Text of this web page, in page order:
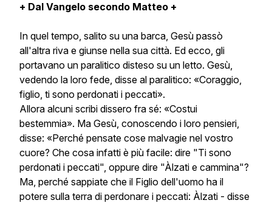
+ Dal Vangelo secondo Matteo +
In quel tempo, salito su una barca, Gesù passò
all'altra riva e giunse nella sua città. Ed ecco, gli
portavano un paralitico disteso su un letto. Gesù,
vedendo la loro fede, disse al paralitico: «Coraggio,
figlio, ti sono perdonati i peccati».
Allora alcuni scribi dissero fra sé: «Costui
bestemmia». Ma Gesù, conoscendo i loro pensieri,
disse: «Perché pensate cose malvagie nel vostro
cuore? Che cosa infatti è più facile: dire "Ti sono
perdonati i peccati", oppure dire "Àlzati e cammina"?
Ma, perché sappiate che il Figlio dell'uomo ha il
potere sulla terra di perdonare i peccati: Àlzati - disse